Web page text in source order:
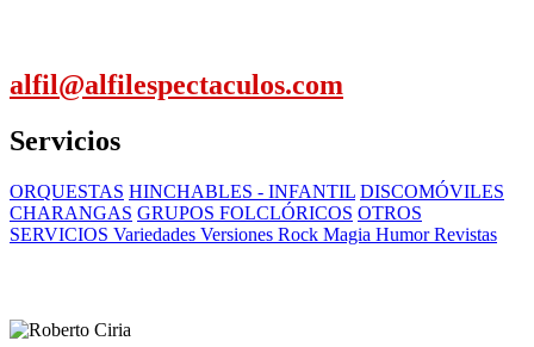
alfil@alfilespectaculos.com
Servicios
ORQUESTAS HINCHABLES - INFANTIL DISCOMÓVILES
CHARANGAS GRUPOS FOLCLÓRICOS OTROS
SERVICIOS Variedades Versiones Rock Magia Humor Revistas